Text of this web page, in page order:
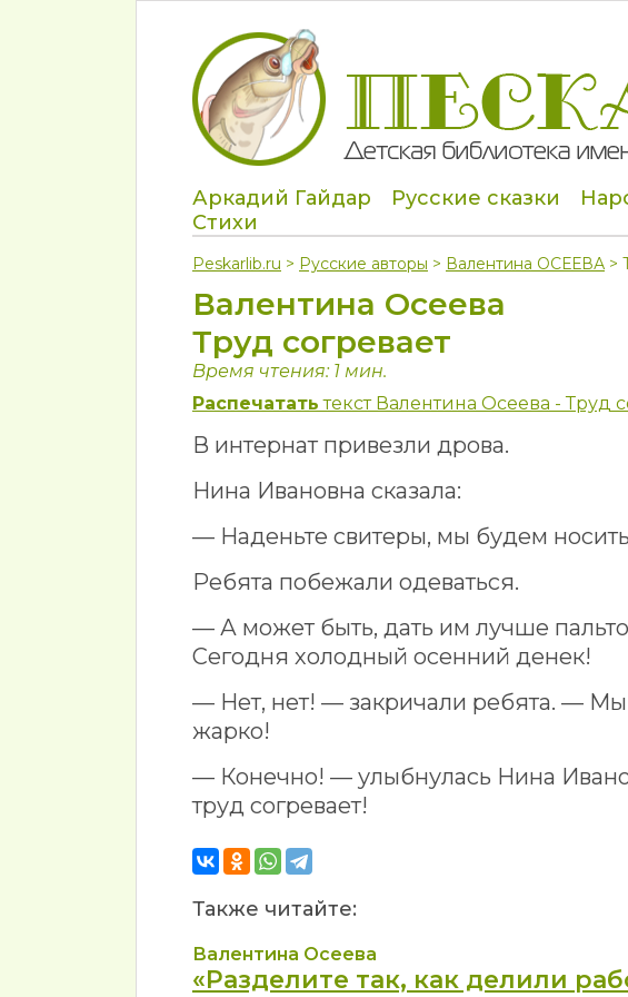
Аркадий Гайдар Русские сказки
Стихи
Peskarlib.ru > Русские авторы > Валентина ОСЕЕВА >
Валентина Осеева
Труд согревает
Время чтения: 1 мин.
Распечатать текст Валентина Осеева - Труд
В интернат привезли дрова.
Нина Ивановна сказала:
— Наденьте свитеры, мы будем
Ребята побежали одеваться.
— А может быть, дать им лучше
Сегодня холодный осенний денек!
— Нет, нет! — закричали ребята. —
жарко!
— Конечно! — улыбнулась Нина
труд согревает!
Также читайте:
Валентина Осеева
«Разделите так, как делили